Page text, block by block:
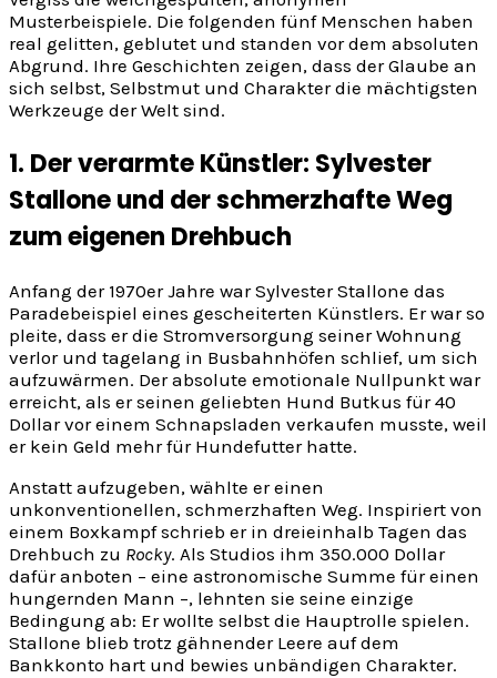
Musterbeispiele. Die folgenden fünf Menschen haben
real gelitten, geblutet und standen vor dem absoluten
Abgrund. Ihre Geschichten zeigen, dass der Glaube an
sich selbst, Selbstmut und Charakter die mächtigsten
Werkzeuge der Welt sind.
1. Der verarmte Künstler: Sylvester
Stallone und der schmerzhafte Weg
zum eigenen Drehbuch
Anfang der 1970er Jahre war Sylvester Stallone das
Paradebeispiel eines gescheiterten Künstlers. Er war so
pleite, dass er die Stromversorgung seiner Wohnung
verlor und tagelang in Busbahnhöfen schlief, um sich
aufzuwärmen. Der absolute emotionale Nullpunkt war
erreicht, als er seinen geliebten Hund Butkus für 40
Dollar vor einem Schnapsladen verkaufen musste, weil
er kein Geld mehr für Hundefutter hatte.
Anstatt aufzugeben, wählte er einen
unkonventionellen, schmerzhaften Weg. Inspiriert von
einem Boxkampf schrieb er in dreieinhalb Tagen das
Drehbuch zu Rocky. Als Studios ihm 350.000 Dollar
dafür anboten – eine astronomische Summe für einen
hungernden Mann –, lehnten sie seine einzige
Bedingung ab: Er wollte selbst die Hauptrolle spielen.
Stallone blieb trotz gähnender Leere auf dem
Bankkonto hart und bewies unbändigen Charakter.